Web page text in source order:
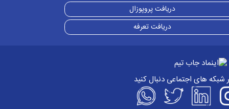
دریافت پروپوزال
دریافت تعرفه
شبکه های اجتماعی دنبال کنید